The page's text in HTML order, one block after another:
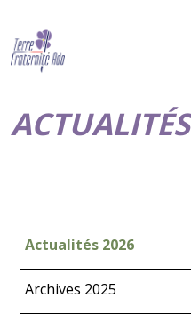
ACTUALITÉS
Actualités 2026
Archives 2025